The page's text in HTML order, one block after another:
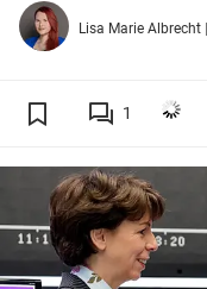
Lisa Marie Albrecht |
1